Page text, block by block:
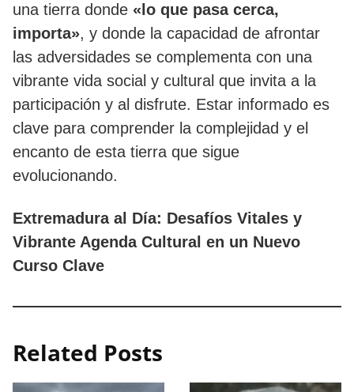
una tierra donde «lo que pasa cerca,
importa», y donde la capacidad de afrontar
las adversidades se complementa con una
vibrante vida social y cultural que invita a la
participación y al disfrute. Estar informado es
clave para comprender la complejidad y el
encanto de esta tierra que sigue
evolucionando.
Extremadura al Día: Desafíos Vitales y
Vibrante Agenda Cultural en un Nuevo
Curso Clave
Related Posts